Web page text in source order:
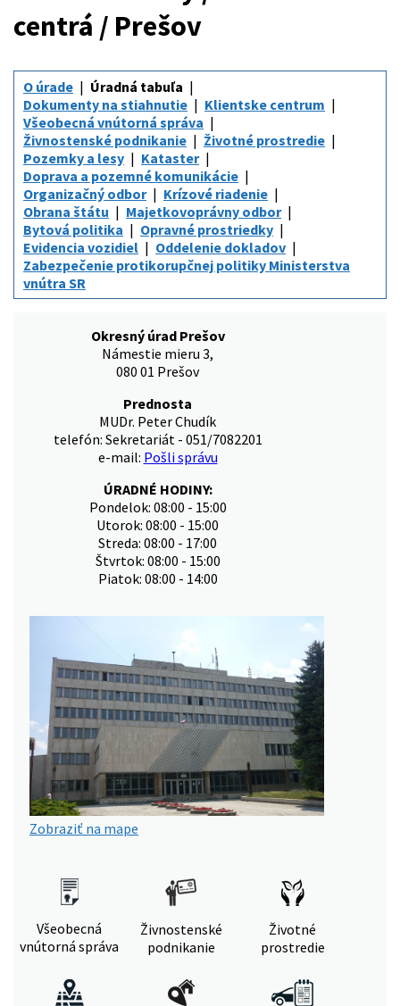
centrá / Prešov
O úrade
Úradná tabuľa
Dokumenty na stiahnutie
Klientske centrum
Všeobecná vnútorná správa
Živnostenské podnikanie
Životné prostredie
Pozemky a lesy
Kataster
Doprava a pozemné komunikácie
Organizačný odbor
Krízové riadenie
Obrana štátu
Majetkovoprávny odbor
Bytová politika
Opravné prostriedky
Evidencia vozidiel
Oddelenie dokladov
Zabezpečenie protikorupčnej politiky Ministerstva
vnútra SR
Okresný úrad Prešov
Námestie mieru 3,
080 01 Prešov
Prednosta
MUDr. Peter Chudík
telefón: Sekretariát - 051/7082201
e-mail: Pošli správu
ÚRADNÉ HODINY:
Pondelok: 08:00 - 15:00
Utorok: 08:00 - 15:00
Streda: 08:00 - 17:00
Štvrtok: 08:00 - 15:00
Piatok: 08:00 - 14:00
Zobraziť na mape
Všeobecná
vnútorná správa
Živnostenské
podnikanie
Životné
prostredie